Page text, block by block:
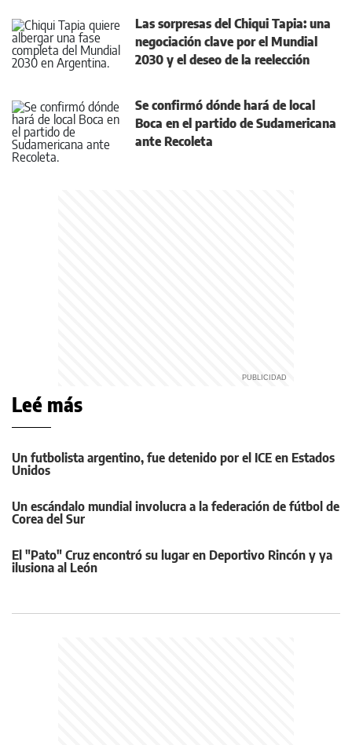
Las sorpresas del Chiqui Tapia: una
negociación clave por el Mundial
2030 y el deseo de la reelección
Se confirmó dónde hará de local
Boca en el partido de Sudamericana
ante Recoleta
Leé más
Un futbolista argentino, fue detenido por el ICE en Estados
Unidos
Un escándalo mundial involucra a la federación de fútbol de
Corea del Sur
El "Pato" Cruz encontró su lugar en Deportivo Rincón y ya
ilusiona al León